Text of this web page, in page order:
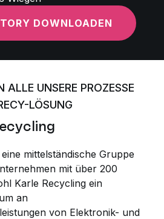
DOWNLOADEN
ALLE UNSERE PROZESSE
LÖSUNG
mittelständische Gruppe
mit über 200
Karle Recycling ein
an
von Elektronik- und